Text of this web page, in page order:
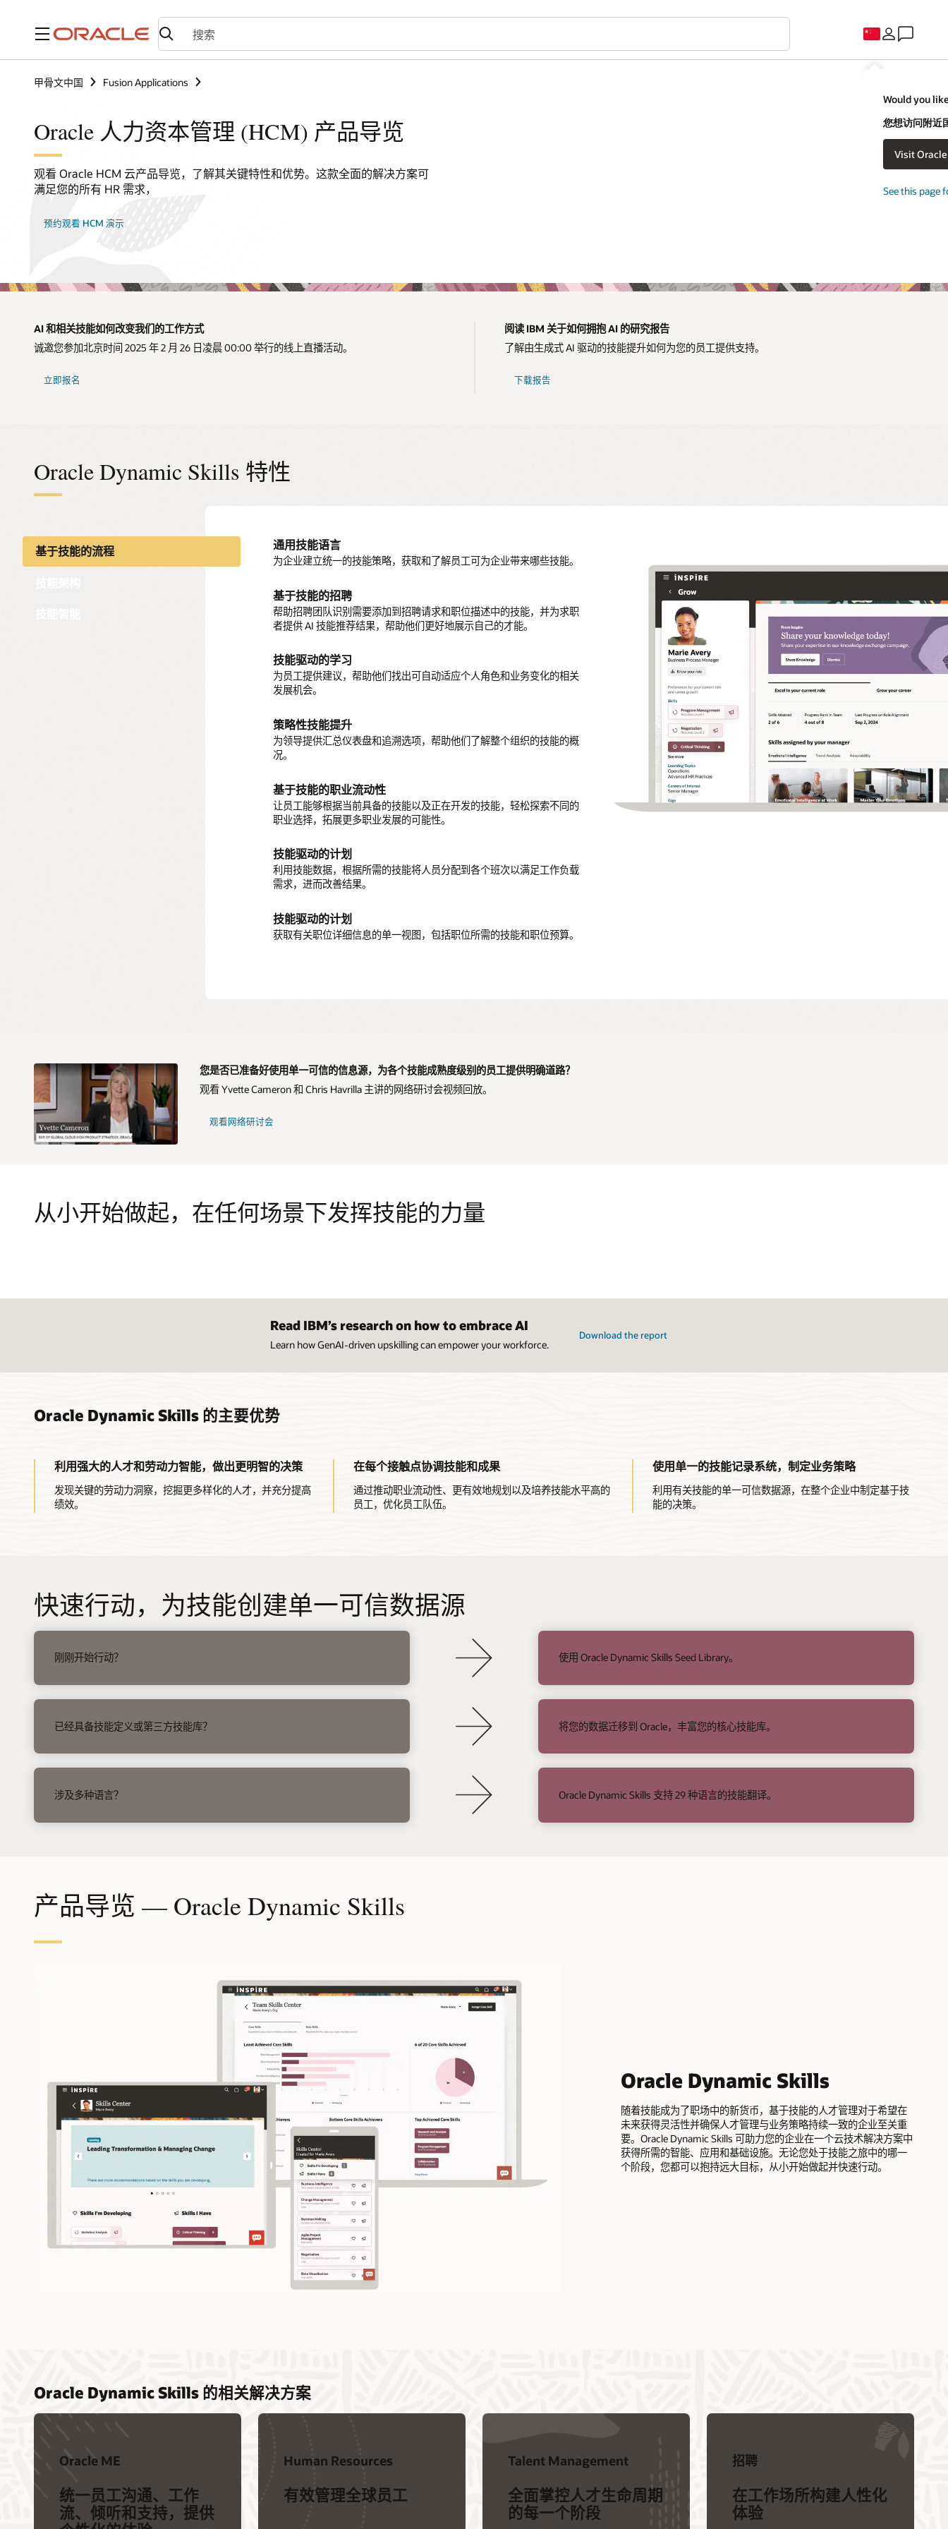
菜单
Would you
您想访问附近
Visit
See this page
甲骨文中国 Fusion Applications
Oracle 人力资本管理 (HCM) 产品导览
观看 Oracle HCM 云产品导览，了解其关键特性和优势。这款全面的解决方案可
满足您的所有 HR 需求，
预约观看 HCM 演示
AI 和相关技能如何改变我们的工作方式
诚邀您参加北京时间 2025 年 2 月 26 日凌晨 00:00 举行的线上直播活动。
立即报名
阅读 IBM 关于如何拥抱 AI 的研究报告
了解由生成式 AI 驱动的技能提升如何为您的员工提供支持。
下载报告
Oracle Dynamic Skills 特性
基于技能的流程 通用技能语言
为企业建立统一的技能策略，获取和了解员工可为企业带来哪些技能。
基于技能的招聘
帮助招聘团队识别需要添加到招聘请求和职位描述中的技能，并为求职
者提供 AI 技能推荐结果，帮助他们更好地展示自己的才能。
技能驱动的学习
为员工提供建议，帮助他们找出可自动适应个人角色和业务变化的相关
发展机会。
策略性技能提升
为领导提供汇总仪表盘和追溯选项，帮助他们了解整个组织的技能的概
况。
基于技能的职业流动性
让员工能够根据当前具备的技能以及正在开发的技能，轻松探索不同的
职业选择，拓展更多职业发展的可能性。
技能驱动的计划
利用技能数据，根据所需的技能将人员分配到各个班次以满足工作负载
需求，进而改善结果。
技能驱动的计划
获取有关职位详细信息的单一视图，包括职位所需的技能和职位预算。
Dynamic Skilks 种子库
利用经过行业专家完善和审查的海量种子库，快速开始您的技能之旅。
开放技能汇总
汇总现有技能数据或第三方技能目录，为所有技能创建单一信息源。
通过从 Oracle 和外部事务处理数据（例如招聘或学习数据）中提取和
集成技能数据，进一步增强技能库。
利用支持 29 种语言的多语种翻译，增强您的技能库。
技能库管理
推断技能
通过可视化，了解组织的技能格局，制定强大的人才策略。
技能洞察
利用技能洞察识别学习目录中的冷点，从而提供合适的资源来帮助员工
弥补技能差距。
角色配对
通过可视化显示员工技能如何与特定角色的技能要求保持一致，帮助企
业负责人培养敏捷的员工队伍并推动业务成果。
您是否已准备好使用单一可信的信息源，为各个技能成熟度级别的员工提供明确道路？
观看 Yvette Cameron 和 Chris Havrilla 主讲的网络研讨会视频回放。
观看网络研讨会
从小开始做起，在任何场景下发挥技能的力量
Read IBM’s research on how to embrace AI
Learn how GenAI-driven upskilling can empower your workforce.
Download the report
Oracle Dynamic Skills 的主要优势
利用强大的人才和劳动力智能，做出更明智的决策
发现关键的劳动力洞察，挖掘更多样化的人才，并充分提高
绩效。
在每个接触点协调技能和成果
通过推动职业流动性、更有效地规划以及培养技能水平高的
员工，优化员工队伍。
使用单一的技能记录系统，制定业务策略
利用有关技能的单一可信数据源，在整个企业中制定基于技
能的决策。
快速行动，为技能创建单一可信数据源
刚刚开始行动？
右
使用 Oracle Dynamic Skills Seed Library。
已经具备技能定义或第三方技能库？
右
将您的数据迁移到 Oracle，丰富您的核心技能库。
涉及多种语言？
右
Oracle Dynamic Skills 支持 29 种语言的技能翻译。
产品导览 — Oracle Dynamic Skills
Oracle Dynamic Skills
随着技能成为了职场中的新货币，基于技能的人才管理对于希望在
未来获得灵活性并确保人才管理与业务策略持续一致的企业至关重
要。Oracle Dynamic Skills 可助力您的企业在一个云技术解决方案中
获得所需的智能、应用和基础设施。无论您处于技能之旅中的哪一
个阶段，您都可以抱持远大目标，从小开始做起并快速行动。
Oracle Dynamic Skills 的相关解决方案
Oracle ME
统一员工沟通、工作
流、倾听和支持，提供
Human Resources
有效管理全球员工
Talent Management
全面掌控人才生命周期
的每一个阶段
招聘
在工作场所构建人性化
体验